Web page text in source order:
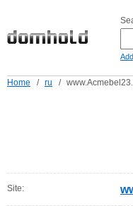
Home / ru /
Site: